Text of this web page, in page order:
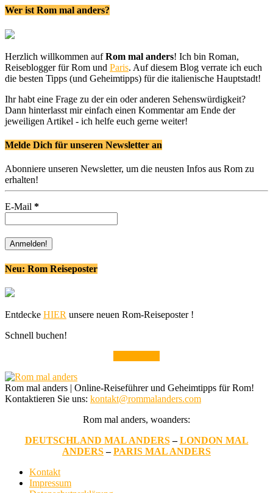
Wer ist Rom mal anders?
Herzlich willkommen aufRom mal anders! Ich bin Roman,
Reiseblogger für Rom und Paris. Auf diesem Blog verrate ich euch
die besten Tipps (und Geheimtipps) für die italienische Hauptstadt!
Ihr habt eine Frage zu der ein oder anderen Sehenswürdigkeit?
Dann hinterlasst mir einfach einen Kommentar am Ende der
jeweiligen Artikel - ich helfe euch gerne weiter!
Melde Dich für unseren Newsletter an
Abonniere unseren Newsletter, um die neusten Infos aus Rom zu
erhalten!
E-Mail *
Neu: Rom Reiseposter
Entdecke HIER unsere neuen Rom-Reiseposter !
Schnell buchen!
Rom mal anders | Online-Reiseführer und Geheimtipps für Rom!
Kontaktieren Sie uns: kontakt@rommalanders.com
Rom mal anders, woanders:
DEUTSCHLAND MAL ANDERS–LONDON MAL
ANDERS–PARIS MAL ANDERS
Kontakt
Impressum